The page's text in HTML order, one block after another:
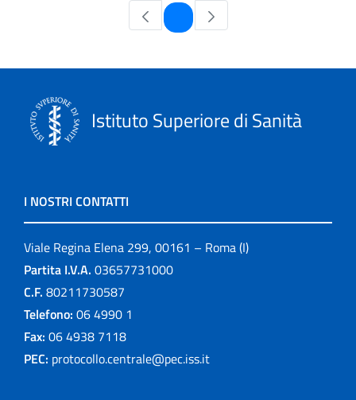
Pagina
Istituto Superiore di Sanità
I NOSTRI CONTATTI
Viale Regina Elena 299, 00161 – Roma (I)
Partita I.V.A. 03657731000
C.F. 80211730587
Telefono: 06 4990 1
Fax: 06 4938 7118
PEC: protocollo.centrale@pec.iss.it